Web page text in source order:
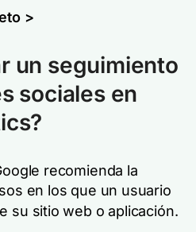
>
un seguimiento
sociales en
recomienda la
en los que un usuario
su sitio web o aplicación.